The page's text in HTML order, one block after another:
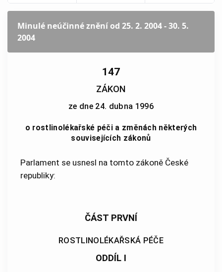
Minulé neúčinné zněníod 25. 2. 2004 - 30. 5.
2004
147
ZÁKON
ze dne 24. dubna 1996
o rostlinolékařské péči a změnách některých
souvisejících zákonů
Parlament se usnesl na tomto zákoně České
republiky:
ČÁST PRVNÍ
ROSTLINOLÉKAŘSKÁ PÉČE
ODDÍL I